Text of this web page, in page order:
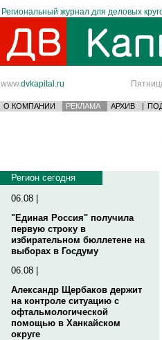
Региональный журнал для деловых
www.dvkapital.ru
О КОМПАНИИ РЕКЛАМА АРХИВ |
Регион сегодня
06.08 |
"Единая Россия" получила
первую строку в
избирательном бюллетене на
выборах в Госдуму
06.08 |
Александр Щербаков держит
на контроле ситуацию с
офтальмологической
помощью в Ханкайском
округе